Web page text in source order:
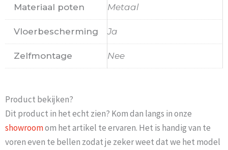
Materiaal poten Metaal
Vloerbescherming Ja
Zelfmontage Nee
Product bekijken?
Dit product in het echt zien? Kom dan langs in onze
showroomom het artikel te ervaren. Het is handig van te
voren even te bellen zodat je zeker weet dat we het model